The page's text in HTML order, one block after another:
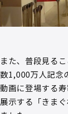
また、普段見る
数1,000万人記念
動画に登場する
展示する「きま